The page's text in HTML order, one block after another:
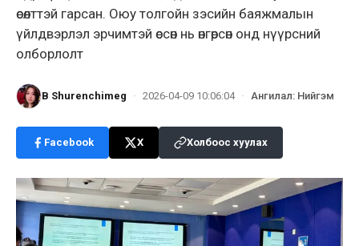
өсөлттэй гарсан. Оюу толгойн зэсийн баяжмалын
үйлдвэрлэл эрчимтэй өссөн нь өнгөрсөн онд нүүрсний
олборлолт
B Shurenchimeg · 2026-04-09 10:06:04 · Ангилал: Нийгэм
Facebook X Холбоос хуулах